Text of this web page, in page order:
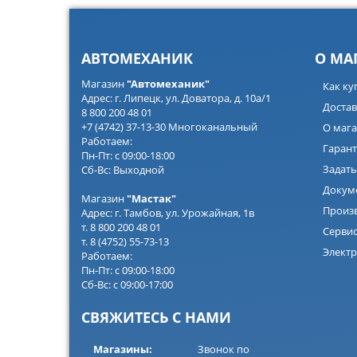
АВТОМЕХАНИК
Магазин"Автомеханик"
Адрес: г. Липецк, ул. Доватора, д. 10а/1
8 800 200 48 01
+7 (4742) 37-13-30 Многоканальный
Работаем:
Пн-Пт: с 09:00-18:00
Сб-Вс: Выходной
Магазин "Мастак"
Адрес: г. Тамбов, ул. Урожайная, 1в
т. 8 800 200 48 01
т. 8 (4752) 55-73-13
Работаем:
Пн-Пт: с 09:00-18:00
Сб-Вс: с 09:00-17:00
СВЯЖИТЕСЬ С НАМИ
Магазины: Звонок по
О
Как
О
Сервис